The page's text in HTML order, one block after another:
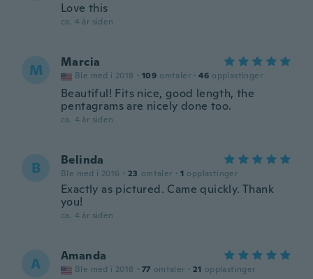
Love this
ca. 4 år siden
M Marcia
Ble med i 2018 · 109 omtaler · 46 opplastinger
Beautiful! Fits nice, good length, the
pentagrams are nicely done too.
ca. 4 år siden
B Belinda
Ble med i 2016 · 23 omtaler · 1 opplastinger
Exactly as pictured. Came quickly. Thank
you!
ca. 4 år siden
A Amanda
Ble med i 2018 · 77 omtaler · 21 opplastinger